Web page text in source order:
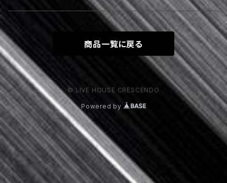
TOKYO SPANDIXXX
YOU
YOU＆Himaxxx
お百合（Rakshasa）
美月咲愛（Silent Tales）
SIRENT SCREEM
少女S
絶対倶楽部
その他
商品一覧に戻る
© LIVE HOUSE CRESCENDO
Powered by